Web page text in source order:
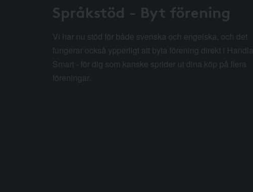
Språkstöd - Byt förening
Vi har nu stöd för både svenska och engelska, och det
fungerar också ypperligt att byta förening direkt i Handla
Smart - för dig som kanske sprider ut dina köp på flera
föreningar.